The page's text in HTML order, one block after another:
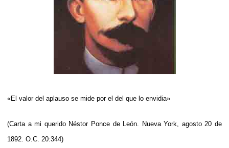
«El valor del aplauso se mide por el del que lo envidia»
(Carta a mi querido Néstor Ponce de León. Nueva York, agosto 20 de
1892. O.C. 20:344)